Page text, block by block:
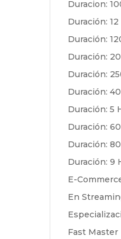
Duracion:
Duración: 12
Duración:
Duración:
Duración:
Duración:
Duración: 5
Duración:
Duración:
Duración: 9
E-
En
Fast Master